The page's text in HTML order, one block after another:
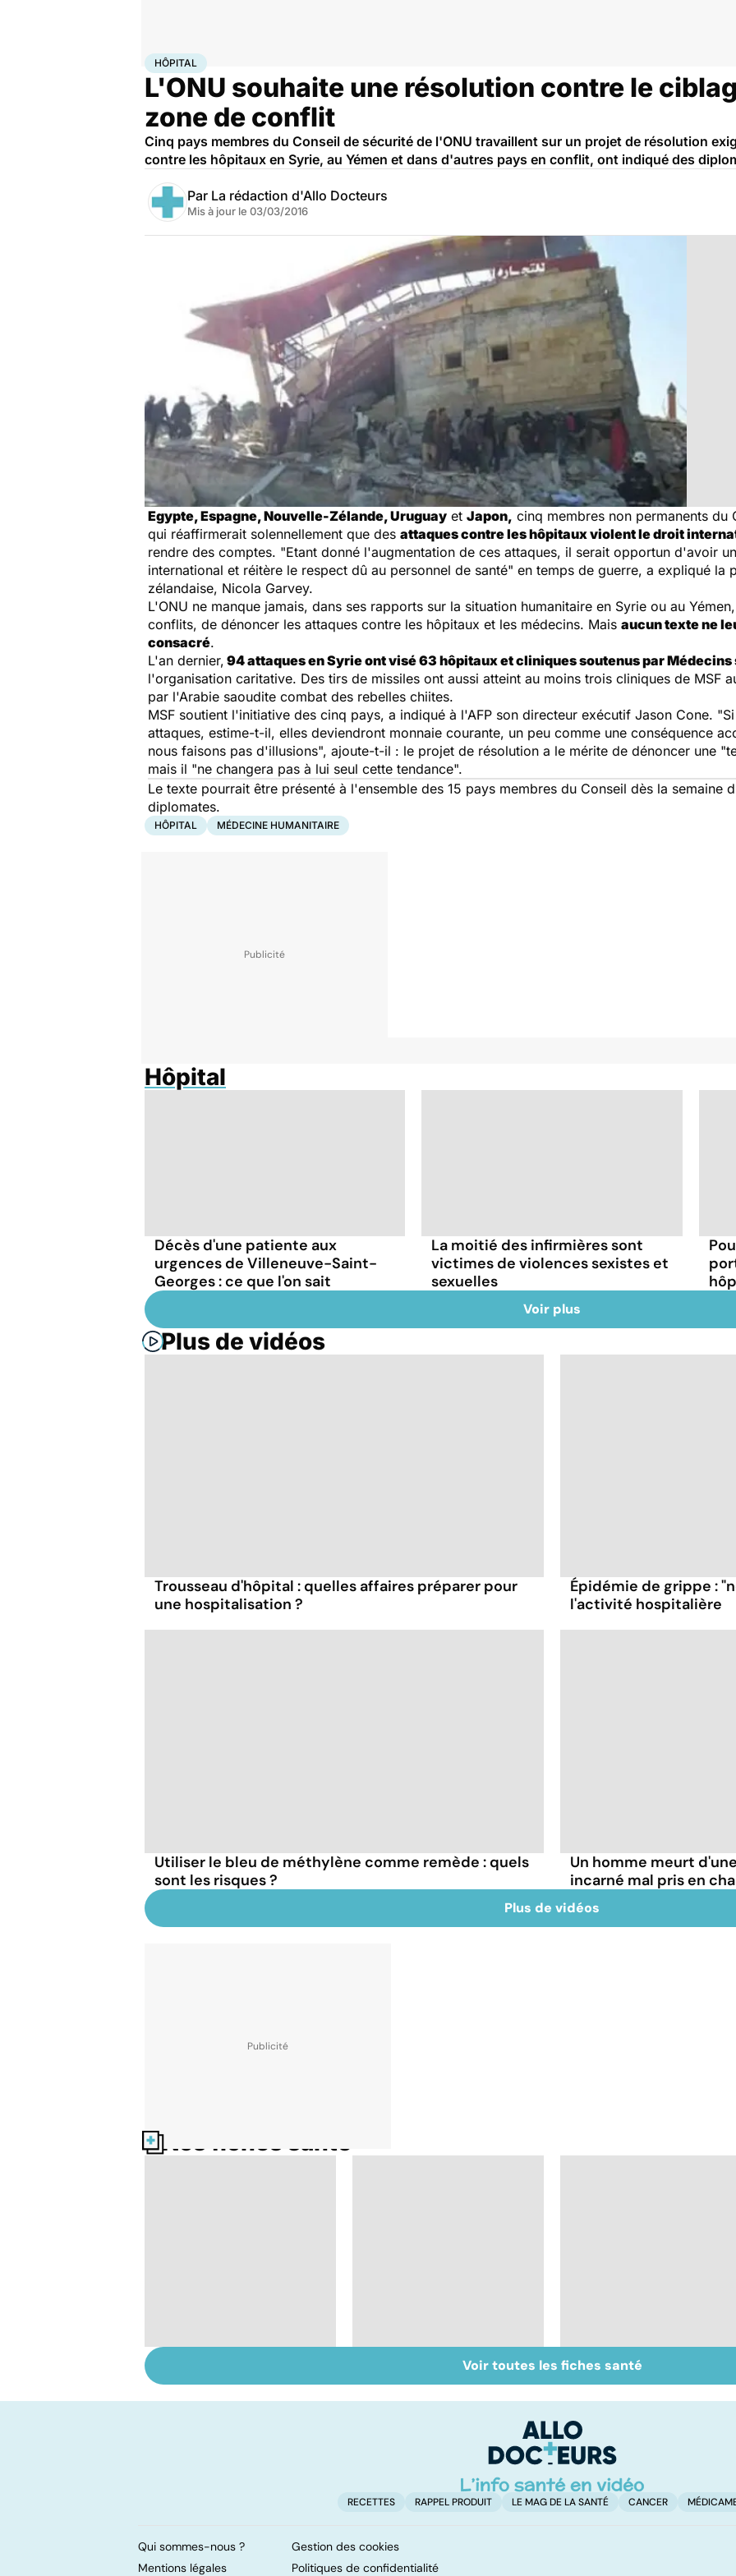
AccueilSantéSociété
HÔPITAL
L'ONU souhaite une résolution contre le
zone de conflit
Cinq pays membres du Conseil de sécurité de l'ONU travaillent sur un projet de résolution
contre les hôpitaux en Syrie, au Yémen et dans d'autres pays en conflit, ont indiqué des
Par La rédaction d'Allo Docteurs
Mis à jour le 03/03/2016
Egypte, Espagne, Nouvelle-Zélande, Uruguay et Japon, cinq membres non permanents du
qui réaffirmerait solennellement que des attaques contre les hôpitaux violent le droit
rendre des comptes. "Etant donné l'augmentation de ces attaques, il serait opportun d'avoir
international et réitère le respect dû au personnel de santé" en temps de guerre, a expliqué la
zélandaise, Nicola Garvey.
L'ONU ne manque jamais, dans ses rapports sur la situation humanitaire en Syrie ou au
conflits, de dénoncer les attaques contre les hôpitaux et les médecins. Mais aucun texte ne
consacré.
L'an dernier, 94 attaques en Syrie ont visé 63 hôpitaux et cliniques soutenus par
l'organisation caritative. Des tirs de missiles ont aussi atteint au moins trois cliniques de MSF
par l'Arabie saoudite combat des rebelles chiites.
MSF soutient l'initiative des cinq pays, a indiqué à l'AFP son directeur exécutif Jason Cone. "
attaques, estime-t-il, elles deviendront monnaie courante, un peu comme une conséquence
nous faisons pas d'illusions", ajoute-t-il : le projet de résolution a le mérite de dénoncer une
mais il "ne changera pas à lui seul cette tendance".
Le texte pourrait être présenté à l'ensemble des 15 pays membres du Conseil dès la semaine
diplomates.
HÔPITAL MÉDECINE HUMANITAIRE
Hôpital
Décès d'une patiente aux
urgences de Villeneuve-Saint-
Georges : ce que l'on sait
La moitié des infirmières sont
victimes de violences sexistes et
sexuelles
Voir plus
Plus de vidéos
Trousseau d'hôpital : quelles affaires préparer pour
une hospitalisation ?
Épidémie de grippe :
l'activité hospitalière
Utiliser le bleu de méthylène comme remède : quels
sont les risques ?
Un homme meurt
incarné mal pris en
Plus de vidéos
Nos fiches santé
une bactérie sous
Qu'est-ce que le
coma ?
Chirurgie
ambulatoire :
Voir toutes les fiches santé
RECETTES RAPPEL PRODUIT LE MAG DE LA SANTÉ CANCER
Qui sommes-nous ?
Gestion des cookies
Mentions légales
Politiques de confidentialité